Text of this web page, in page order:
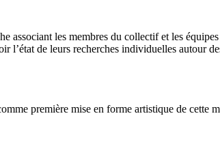
associant les membres du collectif et les
de leurs recherches individuelles autour
première mise en forme artistique de